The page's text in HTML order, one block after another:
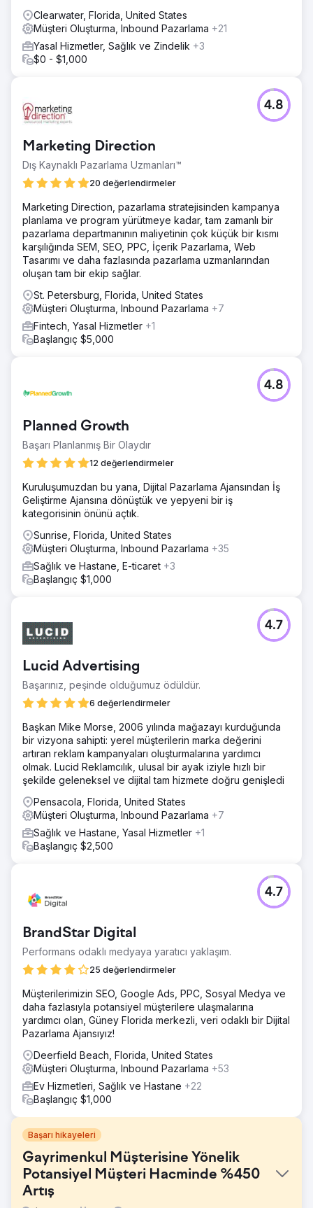
Clearwater, Florida, United States
Müşteri Oluşturma, Inbound Pazarlama +21
Yasal Hizmetler, Sağlık ve Zindelik +3
$0 - $1,000
Marketing Direction
Dış Kaynaklı Pazarlama Uzmanları™
20 değerlendirmeler
4.8
Marketing Direction, pazarlama stratejisinden kampanya
planlama ve program yürütmeye kadar, tam zamanlı bir
pazarlama departmanının maliyetinin çok küçük bir kısmı
karşılığında SEM, SEO, PPC, İçerik Pazarlama, Web
Tasarımı ve daha fazlasında pazarlama uzmanlarından
oluşan tam bir ekip sağlar.
St. Petersburg, Florida, United States
Müşteri Oluşturma, Inbound Pazarlama +7
Fintech, Yasal Hizmetler +1
Başlangıç $5,000
Planned Growth
Başarı Planlanmış Bir Olaydır
12 değerlendirmeler
4.8
Kuruluşumuzdan bu yana, Dijital Pazarlama Ajansından İş
Geliştirme Ajansına dönüştük ve yepyeni bir iş
kategorisinin önünü açtık.
Sunrise, Florida, United States
Müşteri Oluşturma, Inbound Pazarlama +35
Sağlık ve Hastane, E-ticaret +3
Başlangıç $1,000
Lucid Advertising
Başarınız, peşinde olduğumuz ödüldür.
6 değerlendirmeler
4.7
Başkan Mike Morse, 2006 yılında mağazayı kurduğunda
bir vizyona sahipti: yerel müşterilerin marka değerini
artıran reklam kampanyaları oluşturmalarına yardımcı
olmak. Lucid Reklamcılık, ulusal bir ayak iziyle hızlı bir
şekilde geleneksel ve dijital tam hizmete doğru genişledi
Pensacola, Florida, United States
Müşteri Oluşturma, Inbound Pazarlama +7
Sağlık ve Hastane, Yasal Hizmetler +1
Başlangıç $2,500
BrandStar Digital
Performans odaklı medyaya yaratıcı yaklaşım.
25 değerlendirmeler
4.7
Müşterilerimizin SEO, Google Ads, PPC, Sosyal Medya ve
daha fazlasıyla potansiyel müşterilere ulaşmalarına
yardımcı olan, Güney Florida merkezli, veri odaklı bir Dijital
Pazarlama Ajansıyız!
Deerfield Beach, Florida, United States
Müşteri Oluşturma, Inbound Pazarlama +53
Ev Hizmetleri, Sağlık ve Hastane +22
Başlangıç $1,000
Başarı hikayeleri
Gayrimenkul Müşterisine Yönelik
Potansiyel Müşteri Hacminde %450
Artış